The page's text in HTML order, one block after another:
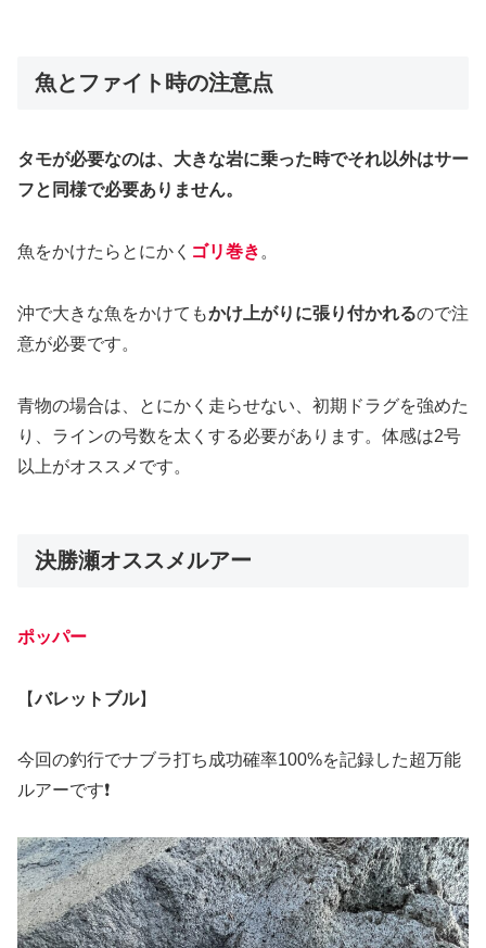
魚とファイト時の注意点
タモが必要なのは、大きな岩に乗った時でそれ以外はサー
フと同様で必要ありません。
魚をかけたらとにかく ゴリ巻き 。
沖で大きな魚をかけてもかけ上がりに張り付かれるので注
意が必要です。
青物の場合は、とにかく走らせない、初期ドラグを強めた
り、ラインの号数を太くする必要があります。体感は2号
以上がオススメです。
決勝瀬オススメルアー
ポッパー
【バレットブル】
今回の釣行でナブラ打ち成功確率100%を記録した超万能
ルアーです❗️